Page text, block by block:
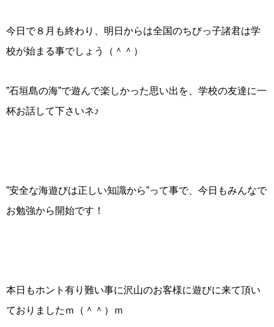
今日で８月も終わり、明日からは全国のちびっ子諸君は学
校が始まる事でしょう（＾＾）
”石垣島の海”で遊んで楽しかった思い出を、学校の友達に一
杯お話して下さいネ♪
”安全な海遊びは正しい知識から”って事で、今日もみんなで
お勉強から開始です！
本日もホント有り難い事に沢山のお客様に遊びに来て頂い
ておりましたｍ（＾＾）ｍ